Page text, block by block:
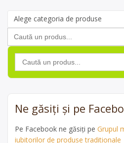
Categorii
de
produse
Search
for:
Search
for:
Ne găsiți și pe
Pe Facebook ne găsiți pe Grupul
iubitorilor de produse traditionale